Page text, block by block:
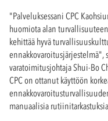
"Palveluksessani CPC
huomiota alan
kehittää hyvä
ennakkovaroitusjärjestelmä",
varatoimitusjohtaja Shui-Bo
CPC on ottanut käyttöön
manuaalisia